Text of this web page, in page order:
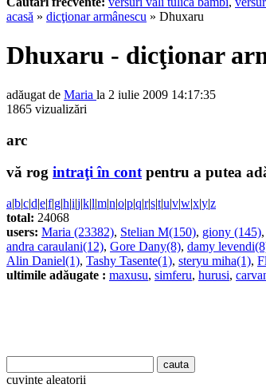
acasă » dicţionar armânescu » Dhuxaru
Dhuxaru - dicţionar
adăugat de Maria la 2 iulie 2009 14:17:35
1865 vizualizări
arc
vă rog intraţi în contpentru a putea
a|b|c|d|e|f|g|h|i|j|k|l|m|n|o|p|q|r|s|t|u|v|w|x|y|z
total: 24068
users: Maria (23382), Stelian M(150), giony (145),
andra caraulani(12), Gore Dany(8), damy
Alin Daniel(1), Tashy Tasente(1), steryu miha(1),
ultimile adăugate : maxusu, simferu, hurusi,
cuvinte aleatorii